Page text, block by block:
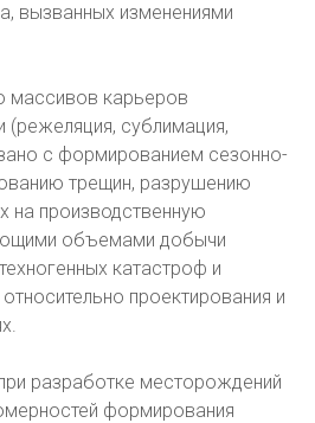
вызванных изменениями
массивов карьеров
сублимация,
с формированием сезонно-
трещин, разрушению
на производственную
объемами добычи
катастроф и
проектирования и
разработке месторождений
формирования